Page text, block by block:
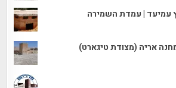
עמיעד | עמדת השמירה
אריה (מצודת טיגארט)